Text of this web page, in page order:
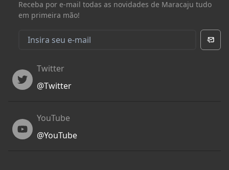
Receba por e-mail todas as novidades de Maracaju tudo
em primeira mão!
Twitter
Twitter
@Twitter
YouTube
YouTube
@YouTube